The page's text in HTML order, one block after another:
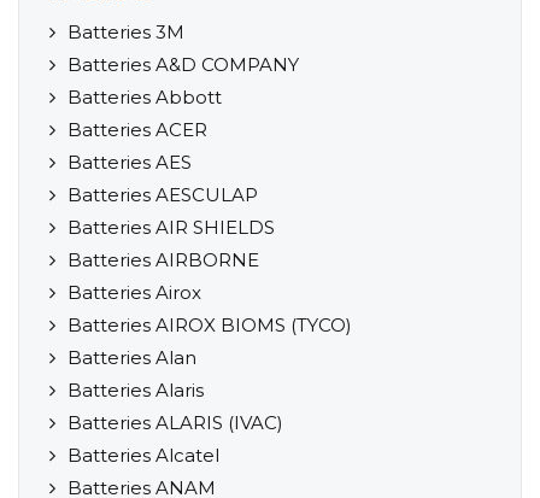
Batteries 3M
Batteries A&D COMPANY
Batteries Abbott
Batteries ACER
Batteries AES
Batteries AESCULAP
Batteries AIR SHIELDS
Batteries AIRBORNE
Batteries Airox
Batteries AIROX BIOMS (TYCO)
Batteries Alan
Batteries Alaris
Batteries ALARIS (IVAC)
Batteries Alcatel
Batteries ANAM